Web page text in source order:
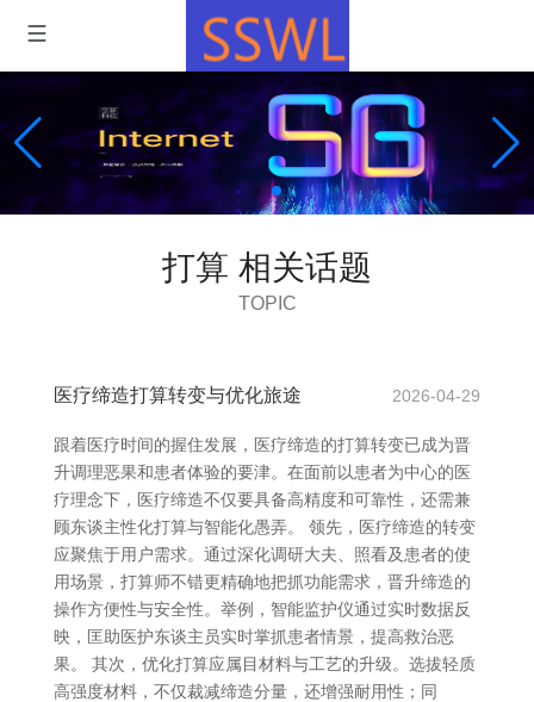
打算 相关话题
TOPIC
医疗缔造打算转变与优化旅途 2026-04-29
跟着医疗时间的握住发展，医疗缔造的打算转变已成为晋
升调理恶果和患者体验的要津。在面前以患者为中心的医
疗理念下，医疗缔造不仅要具备高精度和可靠性，还需兼
顾东谈主性化打算与智能化愚弄。 领先，医疗缔造的转变
应聚焦于用户需求。通过深化调研大夫、照看及患者的使
用场景，打算师不错更精确地把抓功能需求，晋升缔造的
操作方便性与安全性。举例，智能监护仪通过实时数据反
映，匡助医护东谈主员实时掌抓患者情景，提高救治恶
果。 其次，优化打算应属目材料与工艺的升级。选拔轻质
高强度材料，不仅裁减缔造分量，还增强耐用性；同